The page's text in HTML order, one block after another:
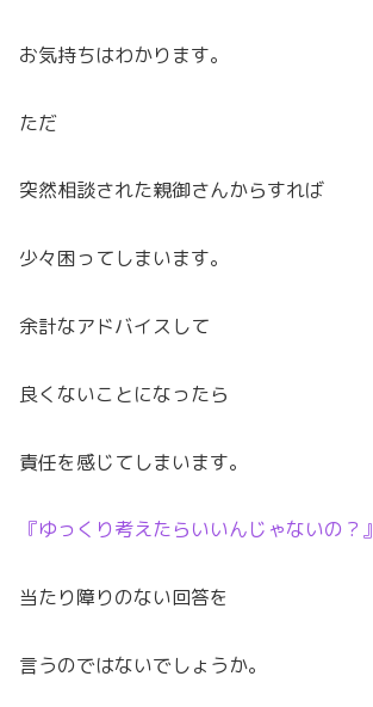
お気持ちはわかります。
ただ
突然相談された親御さんからすれば
少々困ってしまいます。
余計なアドバイスして
良くないことになったら
責任を感じてしまいます。
『ゆっくり考えたらいいんじゃないの？』
当たり障りのない回答を
言うのではないでしょうか。